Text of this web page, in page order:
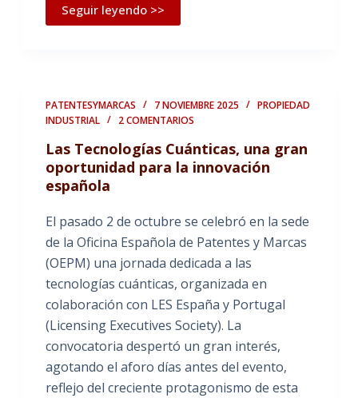
Seguir leyendo >>
PATENTESYMARCAS 7 NOVIEMBRE 2025
PROPIEDAD
INDUSTRIAL
2 COMENTARIOS
Las Tecnologías Cuánticas, una gran
oportunidad para la innovación
española
El pasado 2 de octubre se celebró en la sede
de la Oficina Española de Patentes y Marcas
(OEPM) una jornada dedicada a las
tecnologías cuánticas, organizada en
colaboración con LES España y Portugal
(Licensing Executives Society). La
convocatoria despertó un gran interés,
agotando el aforo días antes del evento,
reflejo del creciente protagonismo de esta